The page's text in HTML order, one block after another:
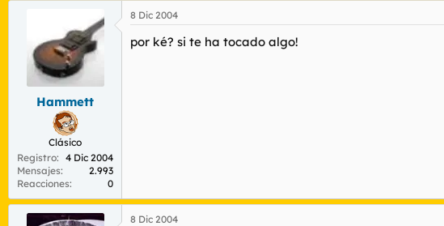
Hammett
Clásico
Registro
4 Dic 2004
Mensajes
2.993
Reacciones
0
8 Dic 2004
por ké? si te ha tocado algo!
8 Dic 2004